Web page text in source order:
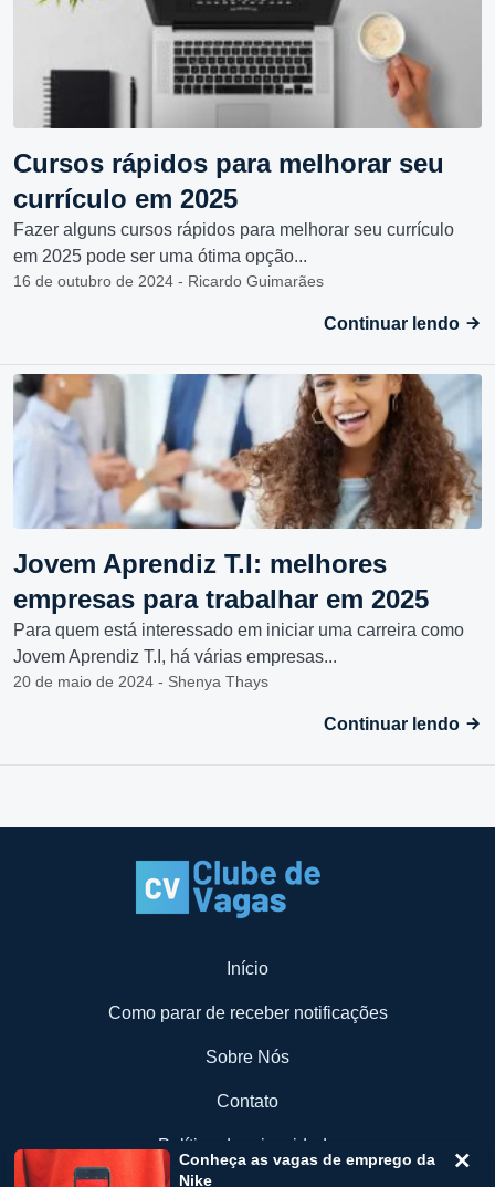
Conheça as vagas de emprego da
Nike
Cursos rápidos para melhorar seu
currículo em 2025
Fazer alguns cursos rápidos para melhorar seu currículo
em 2025 pode ser uma ótima opção...
16 de outubro de 2024 - Ricardo Guimarães
Continuar lendo
Jovem Aprendiz T.I: melhores
empresas para trabalhar em 2025
Para quem está interessado em iniciar uma carreira como
Jovem Aprendiz T.I, há várias empresas...
20 de maio de 2024 - Shenya Thays
Continuar lendo
Início
Como parar de receber notificações
Sobre Nós
Contato
Política de privacidade